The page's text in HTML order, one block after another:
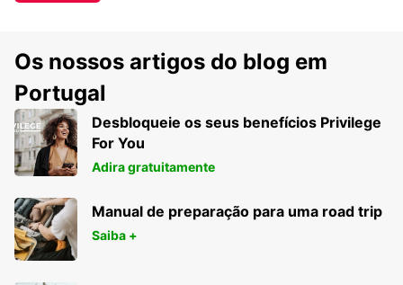
Os nossos artigos do blog em
Portugal
Desbloqueie os seus benefícios Privilege
For You
Adira gratuitamente
Manual de preparação para uma road trip
Saiba +